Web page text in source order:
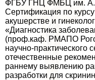
ФГБУ ГНЦ ФМБЦ им.
Сертификация по курсу
акушерстве и
«Диагностика
(проф.каф. РМАПО
научно-
отечественные
раннему выявлению
разработки для